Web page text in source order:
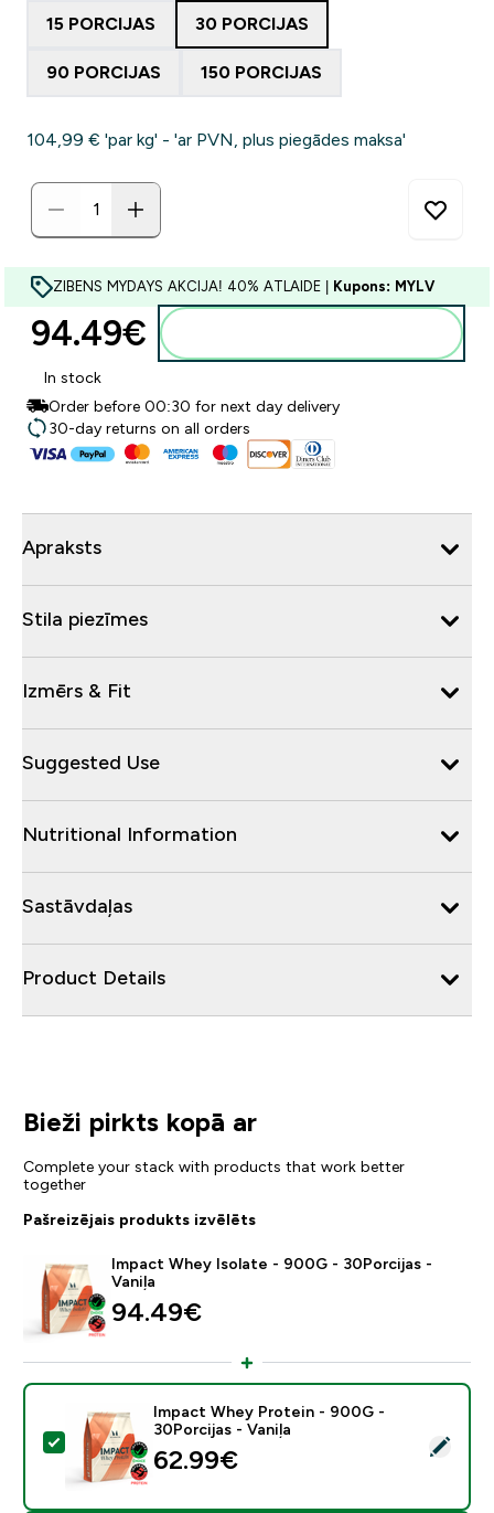
15 PORCIJAS 30 PORCIJAS
90 PORCIJAS 150 PORCIJAS
104,99 €‎ 'par kg' - 'ar PVN, plus piegādes maksa'
ZIBENS MYDAYS AKCIJA! 40% ATLAIDE | Kupons: MYLV
94.49€‎
In stock
Order before 00:30 for next day delivery
30-day returns on all orders
Apraksts
Stila piezīmes
Izmērs & Fit
Suggested Use
Nutritional Information
Sastāvdaļas
Product Details
Bieži pirkts kopā ar
Complete your stack with products that work better
together
Pašreizējais produkts izvēlēts
Impact Whey Isolate - 900G - 30Porcijas -
Vaniļa
94.49€‎
Atlasīt šo produktu - Impact Whey Protein - 900G -
Impact Whey Protein - 900G -
30Porcijas - Vaniļa
62.99€‎